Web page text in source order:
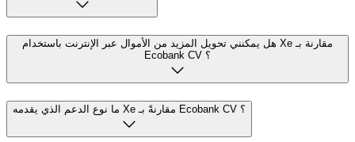
هل يمكنني تحويل المزيد من الأموال عبر الإنترنت باستخدام Xe مقارنة بـ
Ecobank CV ؟
ما نوع الدعم الذي يقدمه Xe مقارنةً بـ Ecobank CV ؟